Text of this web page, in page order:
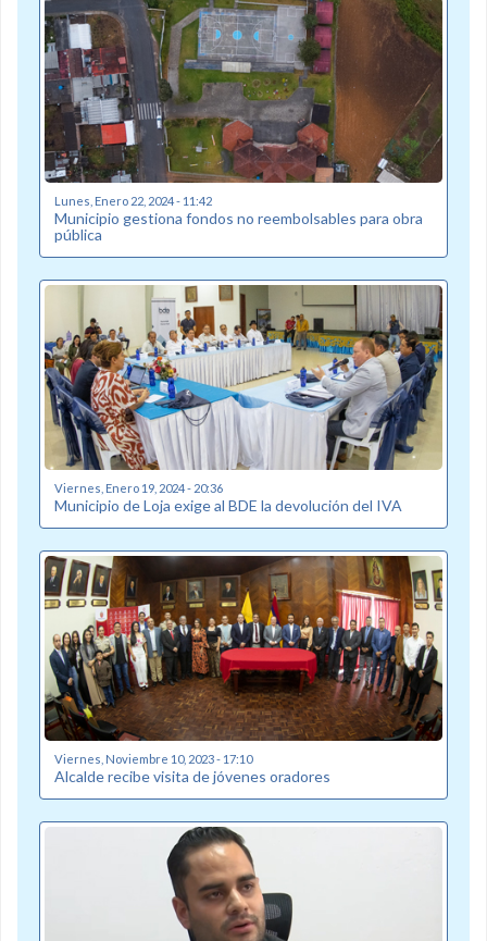
Lunes, Enero 22, 2024 - 11:42
Municipio gestiona fondos no reembolsables para obra
pública
Viernes, Enero 19, 2024 - 20:36
Municipio de Loja exige al BDE la devolución del IVA
Viernes, Noviembre 10, 2023 - 17:10
Alcalde recibe visita de jóvenes oradores